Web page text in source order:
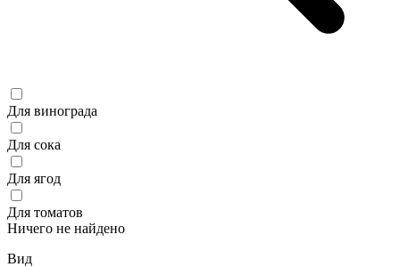
Для винограда
Для сока
Для ягод
Для томатов
Ничего не найдено
Вид